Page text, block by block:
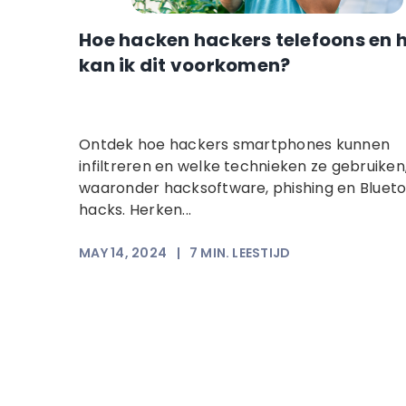
Hoe hacken hackers telefoons en
kan ik dit voorkomen?
Ontdek hoe hackers smartphones kunnen
infiltreren en welke technieken ze
waaronder hacksoftware, phishing en
hacks. Herken...
MAY 14, 2024 | 7 MIN. LEESTIJD